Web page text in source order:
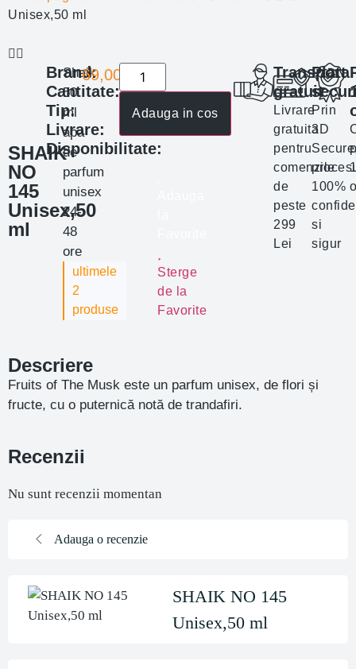
Unisex,50 ml
SHAIK
NO
145
Unisex,50
ml
Brand:
Cantitate:
Tip:
Livrare:
Disponibilitate:
Shaik
50
ml
apa
de
parfum
unisex
24-
48
ore
ultimele
2
produse
69,00 lei
Adauga in cos
Sterge
de la
Favorite
Transport
gratuit
Livrare
gratuita
pentru
comenzile
de
peste
299
Lei
Plata
Prin
3D
100%
si
sigur
Descriere
Fruits of The Musk este un parfum unisex, de flori și
fructe, cu o puternică notă de trandafiri.
Recenzii
Nu sunt recenzii momentan
Adauga o recenzie
SHAIK NO 145
Unisex,50 ml